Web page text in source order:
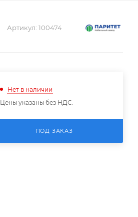
Артикул: 100474
Нет в наличии
Цены указаны без НДС.
ПОД ЗАКАЗ